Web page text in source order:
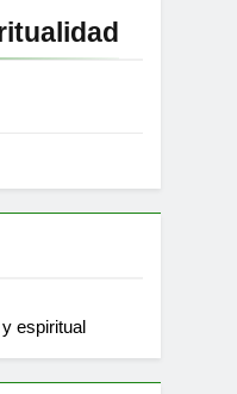
espiritual